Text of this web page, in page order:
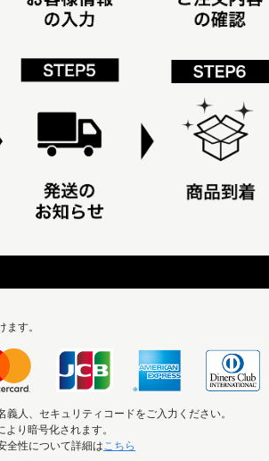
ます。
義人、セキュリティコードをご入力ください。
り暗号化されます。
全性について詳細はこちら